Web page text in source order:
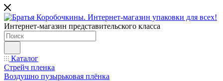
Интернет-магазин представительского класса
Каталог
Стрейч пленка
Воздушно пузырьковая плёнка